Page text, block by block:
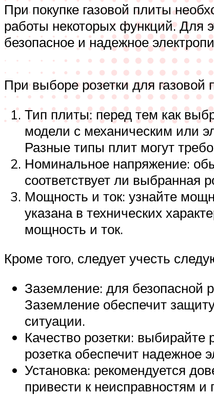
При покупке газовой плиты
работы некоторых функций. Для
безопасное и надежное
При выборе розетки для
Тип плиты: перед тем как
модели с механическим или
Разные типы плит могут
Номинальное напряжение:
соответствует ли выбранная
Мощность и ток: узнайте
указана в технических
мощность и ток.
Кроме того, следует учесть
Заземление: для безопасной
Заземление обеспечит
ситуации.
Качество розетки: выбирайте
розетка обеспечит надежное
Установка: рекомендуется
привести к неисправностям